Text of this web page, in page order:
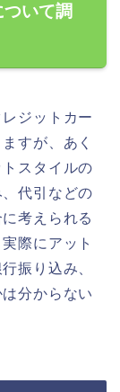
いて調
ジットカー
すが、あく
スタイルの
代引などの
考えられる
際にアット
振り込み、
分からない